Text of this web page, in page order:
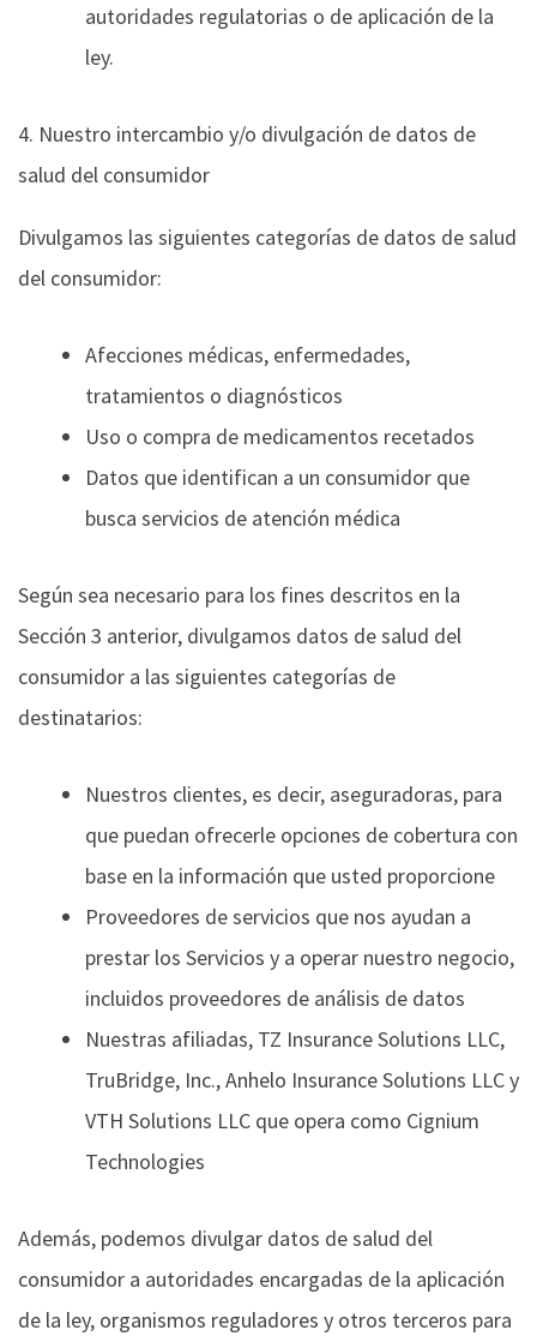
autoridades regulatorias o de aplicación de la
ley.
4. Nuestro intercambio y/o divulgación de datos de
salud del consumidor
Divulgamos las siguientes categorías de datos de salud
del consumidor:
Afecciones médicas, enfermedades,
tratamientos o diagnósticos
Uso o compra de medicamentos recetados
Datos que identifican a un consumidor que
busca servicios de atención médica
Según sea necesario para los fines descritos en la
Sección 3 anterior, divulgamos datos de salud del
consumidor a las siguientes categorías de
destinatarios:
Nuestros clientes, es decir, aseguradoras, para
que puedan ofrecerle opciones de cobertura con
base en la información que usted proporcione
Proveedores de servicios que nos ayudan a
prestar los Servicios y a operar nuestro negocio,
incluidos proveedores de análisis de datos
Nuestras afiliadas, TZ Insurance Solutions LLC,
TruBridge, Inc., Anhelo Insurance Solutions LLC y
VTH Solutions LLC que opera como Cignium
Technologies
Además, podemos divulgar datos de salud del
consumidor a autoridades encargadas de la aplicación
de la ley, organismos reguladores y otros terceros para